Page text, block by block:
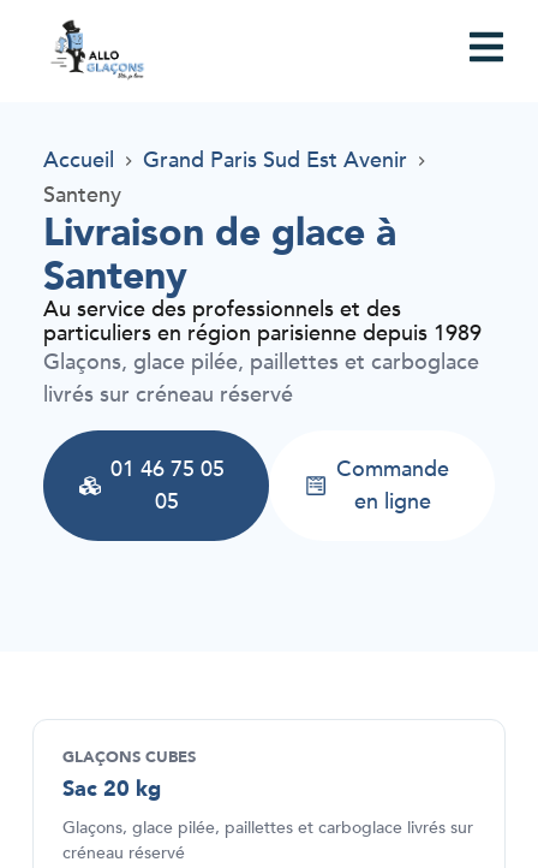
Accueil
Grand Paris Sud Est Avenir
Santeny
Livraison de glace à
Santeny
Au service des professionnels et des
particuliers en région parisienne depuis 1989
Glaçons, glace pilée, paillettes et carboglace
livrés sur créneau réservé
01 46 75 05
05
Commande
en ligne
GLAÇONS CUBES
Sac 20 kg
Glaçons, glace pilée, paillettes et carboglace livrés sur
créneau réservé